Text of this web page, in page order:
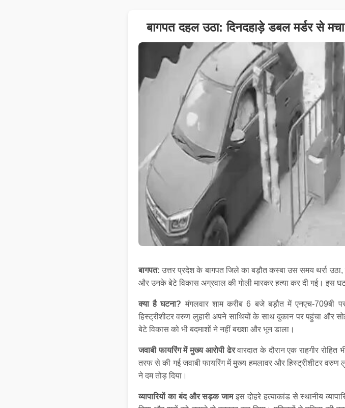
बागपत दहल उठा: दिनदहाड़े डबल मर्डर से
बागपत: उत्तर प्रदेश के बागपत जिले का बड़ौत कस्बा उस समय थर्रा
और उनके बेटे विकास अग्रवाल की गोली मारकर हत्या कर दी गई। इस
क्या है घटना? मंगलवार शाम करीब 6 बजे बड़ौत में एनएच-709बी
हिस्ट्रीशीटर वरुण लुहारी अपने साथियों के साथ दुकान पर पहुंचा और
बेटे विकास को भी बदमाशों ने नहीं बख्शा और भून डाला।
जवाबी फायरिंग में मुख्य आरोपी ढेरवारदात के दौरान एक राहगीर रोहित
तरफ से की गई जवाबी फायरिंग में मुख्य हमलावर और हिस्ट्रीशीटर
ने दम तोड़ दिया।
व्यापारियों का बंद और सड़क जामइस दोहरे हत्याकांड से स्थानीय